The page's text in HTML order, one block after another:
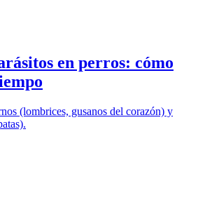
en perros: cómo
(lombrices, gusanos del corazón) y